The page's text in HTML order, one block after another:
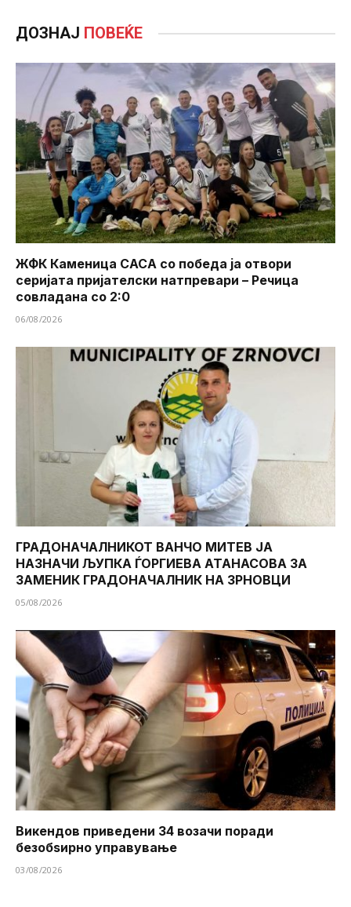
ДОЗНАЈ ПОВЕЌЕ
ЖФК Каменица САСА со победа ја отвори
серијата пријателски натпревари – Речица
совладана со 2:0
06/08/2026
ГРАДОНАЧАЛНИКОТ ВАНЧО МИТЕВ ЈА
НАЗНАЧИ ЉУПКА ЃОРГИЕВА АТАНАСОВА ЗА
ЗАМЕНИК ГРАДОНАЧАЛНИК НА ЗРНОВЦИ
05/08/2026
Викендов приведени 34 возачи поради
безобѕирно управување
03/08/2026